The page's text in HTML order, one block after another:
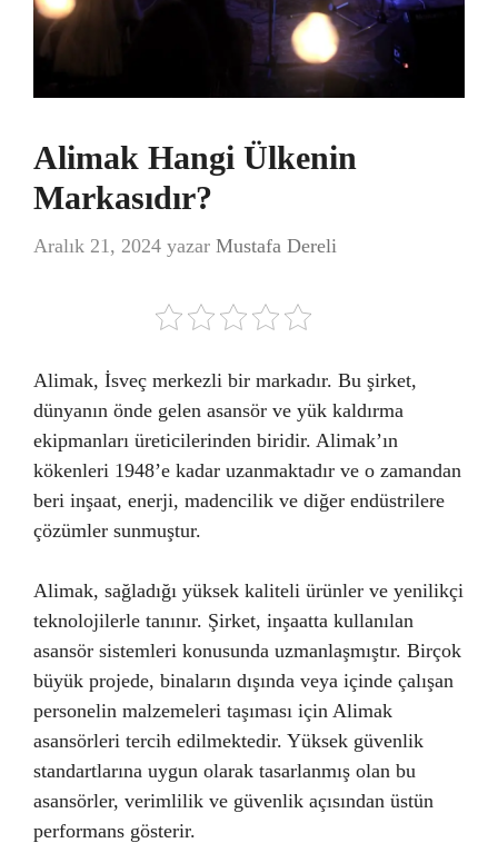
Alimak Hangi Ülkenin
Markasıdır?
Aralık 21, 2024 yazar Mustafa Dereli
Alimak, İsveç merkezli bir markadır. Bu şirket,
dünyanın önde gelen asansör ve yük kaldırma
ekipmanları üreticilerinden biridir. Alimak’ın
kökenleri 1948’e kadar uzanmaktadır ve o zamandan
beri inşaat, enerji, madencilik ve diğer endüstrilere
çözümler sunmuştur.
Alimak, sağladığı yüksek kaliteli ürünler ve yenilikçi
teknolojilerle tanınır. Şirket, inşaatta kullanılan
asansör sistemleri konusunda uzmanlaşmıştır. Birçok
büyük projede, binaların dışında veya içinde çalışan
personelin malzemeleri taşıması için Alimak
asansörleri tercih edilmektedir. Yüksek güvenlik
standartlarına uygun olarak tasarlanmış olan bu
asansörler, verimlilik ve güvenlik açısından üstün
performans gösterir.